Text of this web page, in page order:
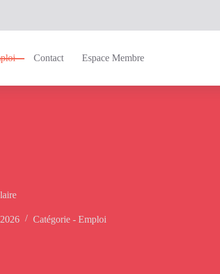
Contact Espace Membre
Catégorie - Emploi